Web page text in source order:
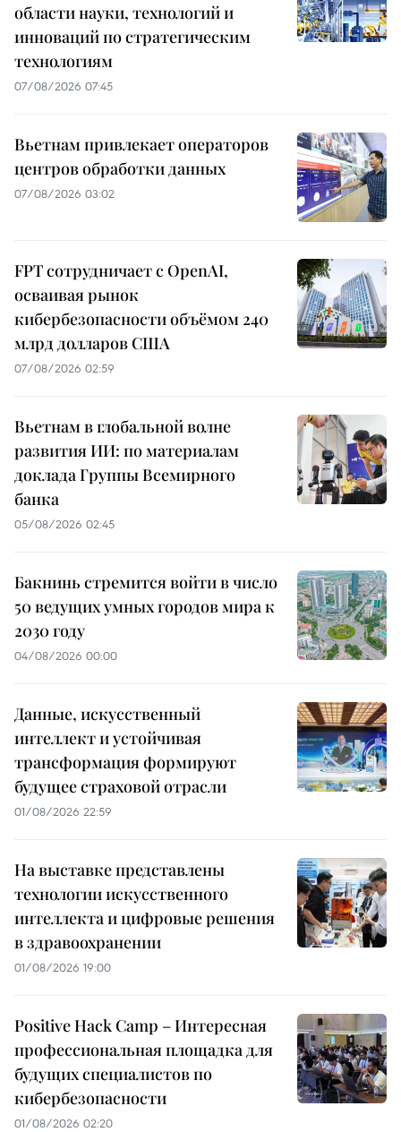
области науки, технологий и
инноваций по стратегическим
технологиям
07/08/2026 07:45
Вьетнам привлекает операторов
центров обработки данных
07/08/2026 03:02
FPT сотрудничает с OpenAI,
осваивая рынок
кибербезопасности объёмом 240
млрд долларов США
07/08/2026 02:59
Вьетнам в глобальной волне
развития ИИ: по материалам
доклада Группы Всемирного
банка
05/08/2026 02:45
Бакнинь стремится войти в число
50 ведущих умных городов мира к
2030 году
04/08/2026 00:00
Данные, искусственный
интеллект и устойчивая
трансформация формируют
будущее страховой отрасли
01/08/2026 22:59
На выставке представлены
технологии искусственного
интеллекта и цифровые решения
в здравоохранении
01/08/2026 19:00
Positive Hack Camp – Интересная
профессиональная площадка для
будущих специалистов по
кибербезопасности
01/08/2026 02:20